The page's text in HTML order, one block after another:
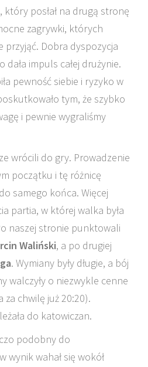
posłał na drugą stronę
zagrywki, których
przyjąć. Dobra dyspozycja
dała impuls całej drużynie.
pewność siebie i ryzyko w
tym, że szybko
i pewnie wygraliśmy
wrócili do gry. Prowadzenie
początku i tę różnicę
samego końca. Więcej
partia, w której walka była
naszej stronie punktowali
Waliński, a po drugiej
. Wymiany były długie, a bój
walczyły o niezwykle cenne
za chwilę już 20:20).
do katowiczan.
podobny do
wynik wahał się wokół